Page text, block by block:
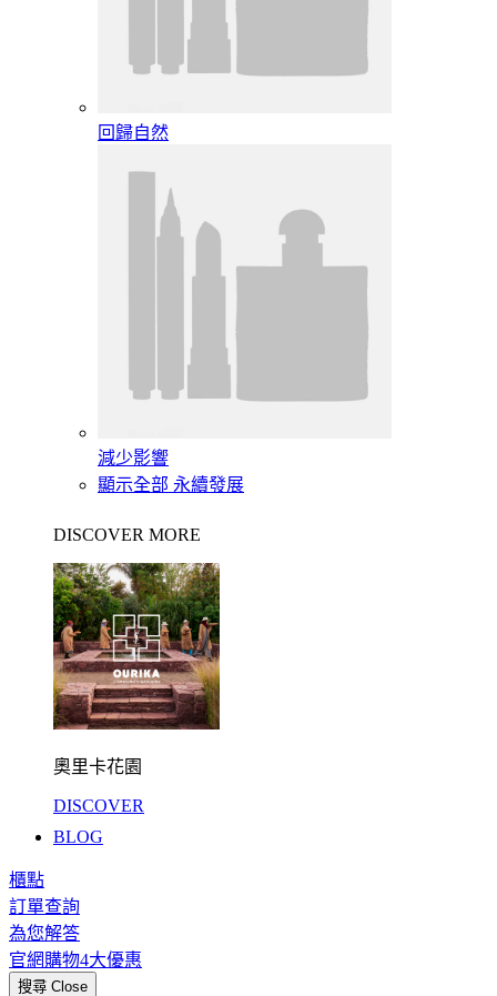
回歸自然
減少影響
顯示全部 永續發展
DISCOVER MORE
奧里卡花園
DISCOVER
BLOG
櫃點
訂單查詢
為您解答
官網購物4大優惠
搜尋 Close